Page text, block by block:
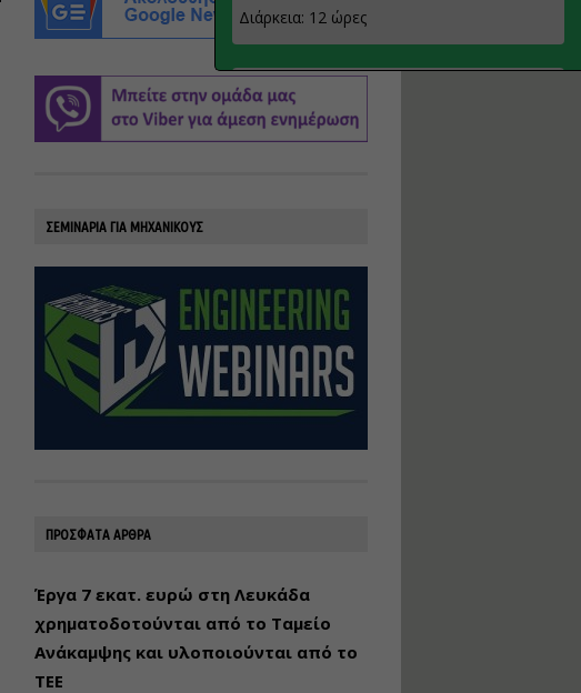
ΣΕΜΙΝΑΡΙΑ ΓΙΑ ΜΗΧΑΝΙΚΟΥΣ
ΠΡΟΣΦΑΤΑ ΑΡΘΡΑ
Έργα 7 εκατ. ευρώ στη Λευκάδα
χρηματοδοτούνται από το Ταμείο
Ανάκαμψης και υλοποιούνται από το
ΤΕΕ
Διάρκεια: 12 ώρες
υλοποίηση
φωτοβολταϊκών
Τιμή από: €230.00
Διάρκεια: 16 ώρες
Αρχιτεκτονικός
Σχεδιασμός με το
Rhinoceros
κoλυμβητικής
υδατοδεξαμενής